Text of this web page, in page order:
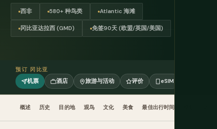
西非 580+ 种鸟类 Atlantic 海滩
冈比亚达拉西 (GMD) 免签90天 (欧盟/英国/美国)
预订 冈比亚
机票 酒店 旅游与活动 评价 eSIM
概述 历史 目的地 观鸟 文化 美食 最佳出行时间